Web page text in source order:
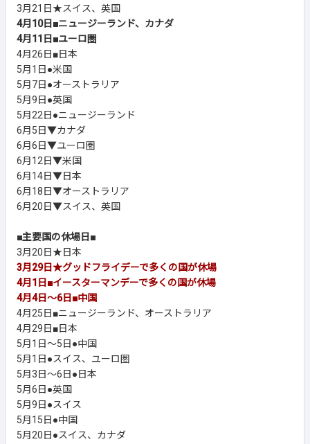
3月21日★スイス、英国
4月10日■ニュージーランド、カナダ
4月11日■ユーロ圏
4月26日■日本
5月1日●米国
5月7日●オーストラリア
5月9日●英国
5月22日●ニュージーランド
6月5日▼カナダ
6月6日▼ユーロ圏
6月12日▼米国
6月14日▼日本
6月18日▼オーストラリア
6月20日▼スイス、英国
■主要国の休場日■
3月20日★日本
3月29日★グッドフライデーで多くの国が休場
4月1日■イースターマンデーで多くの国が休場
4月4日～6日■中国
4月25日■ニュージーランド、オーストラリア
4月29日■日本
5月1日～5日●中国
5月1日●スイス、ユーロ圏
5月3日～6日●日本
5月6日●英国
5月9日●スイス
5月15日●中国
5月20日●スイス、カナダ